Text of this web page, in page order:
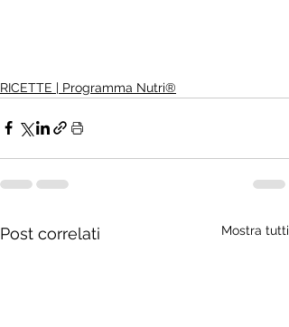
RICETTE | Programma Nutri®
Post correlati Mostra tutti